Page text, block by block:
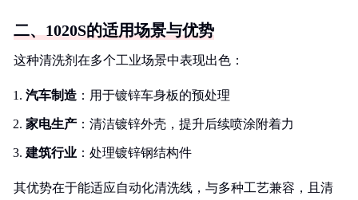
二、1020S的适用场景与优势
这种清洗剂在多个工业场景中表现出色：
汽车制造 ：用于镀锌车身板的预处理
家电生产 ：清洁镀锌外壳，提升后续喷涂附着力
建筑行业 ：处理镀锌钢结构件
其优势在于能适应自动化清洗线，与多种工艺兼容，且清